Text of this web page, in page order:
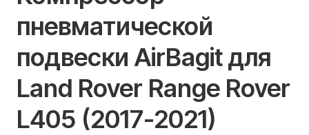
пневматической
подвески AirBagit для
Land Rover Range Rover
L405 (2017-2021)